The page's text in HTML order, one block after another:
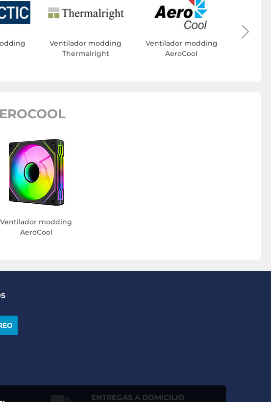
Ventilador modding
Thermalright
Ventilador modding
AeroCool
Ventilador modding
AeroCool
ENTREGAS A DOMICILIO